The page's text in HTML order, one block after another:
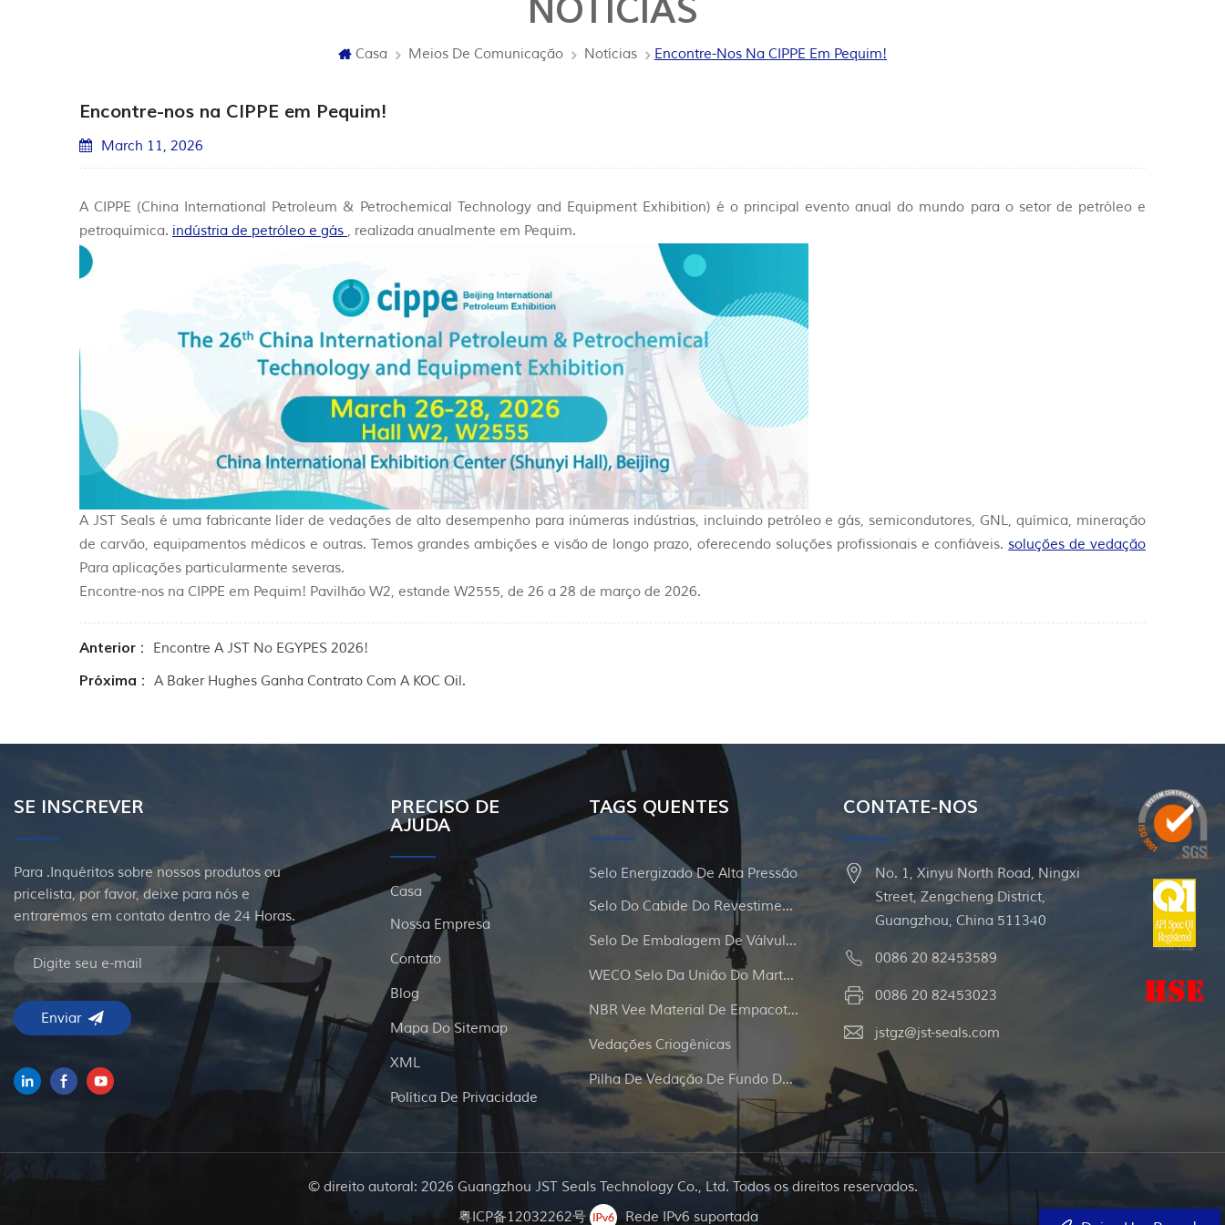
NOTÍCIAS
Casa Meios De Comunicação Notícias Encontre-Nos Na CIPPE Em Pequim!
Encontre-nos na CIPPE em Pequim!
March 11, 2026
A CIPPE (China International Petroleum & Petrochemical Technology and Equipment Exhibition) é o principal evento anual do mundo para o setor de petróleo e
petroquímica. indústria de petróleo e gás , realizada anualmente em Pequim.
A JST Seals é uma fabricante líder de vedações de alto desempenho para inúmeras indústrias, incluindo petróleo e gás, semicondutores, GNL, química, mineração
de carvão, equipamentos médicos e outras. Temos grandes ambições e visão de longo prazo, oferecendo soluções profissionais e confiáveis. soluções de vedação
Para aplicações particularmente severas.
Encontre-nos na CIPPE em Pequim! Pavilhão W2, estande W2555, de 26 a 28 de março de 2026.
Anterior : Encontre A JST No EGYPES 2026!
Próxima : A Baker Hughes Ganha Contrato Com A KOC Oil.
SE INSCREVER
Para .Inquéritos sobre nossos produtos ou
pricelista, por favor, deixe para nós e
entraremos em contato dentro de 24 Horas.
PRECISO DE
AJUDA
Casa
Nossa Empresa
Contato
Blog
Mapa Do Sitemap
XML
Política De Privacidade
TAGS QUENTES
Selo Energizado De Alta Pressão
Selo Do Cabide Do Revestimento E Da Tubulação
Selo De Embalagem De Válvula De Portão
WECO Selo Da União Do Martelo
NBR Vee Material De Empacotamento
Vedações Criogênicas
Pilha De Vedação De Fundo De Poço
CONTATE-NOS
No. 1, Xinyu North Road, Ningxi
Street, Zengcheng District,
Guangzhou, China 511340
0086 20 82453589
0086 20 82453023
jstgz@jst-seals.com
© direito autoral: 2026 Guangzhou JST Seals Technology Co., Ltd. Todos os direitos reservados.
粤ICP备12032262号
Rede IPv6 suportada